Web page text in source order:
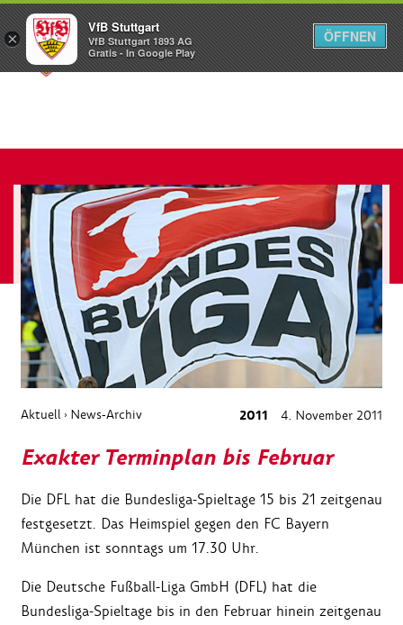
Menü
Aktuell › News-Archiv 2011 4. November 2011
Exakter Terminplan bis Februar
Die DFL hat die Bundesliga-Spieltage 15 bis 21 zeitgenau
festgesetzt. Das Heimspiel gegen den FC Bayern
München ist sonntags um 17.30 Uhr.
Die Deutsche Fußball-Liga GmbH (DFL) hat die
Bundesliga-Spieltage bis in den Februar hinein zeitgenau
×
VfB Stuttgart
VfB Stuttgart 1893 AG
Gratis - In Google Play
ÖFFNEN